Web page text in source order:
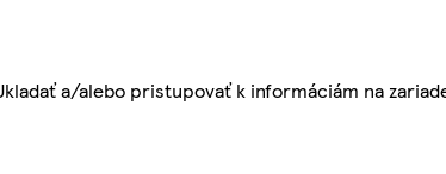
a/alebo pristupovať k informáciám na